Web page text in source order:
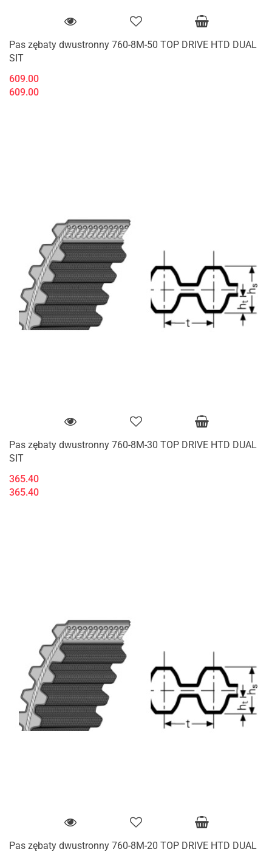
Pas zębaty dwustronny 760-8M-50 TOP DRIVE HTD DUAL
SIT
609.00
609.00
Pas zębaty dwustronny 760-8M-30 TOP DRIVE HTD DUAL
SIT
365.40
365.40
Pas zębaty dwustronny 760-8M-20 TOP DRIVE HTD DUAL